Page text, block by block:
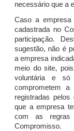
necessário que a
Caso a
cadastrada no
participação.
sugestão, não é
a empresa
meio do site,
voluntária e
comprometem a
registradas
que a empresa
com as regras
Compromisso.